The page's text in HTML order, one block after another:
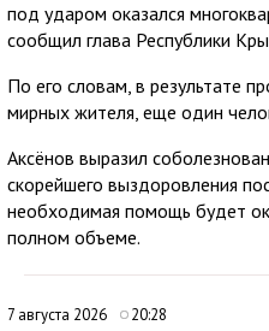
под ударом оказался
сообщил глава Республики
По его словам, в результате
мирных жителя, еще один
Аксёнов выразил
скорейшего выздоровления
необходимая помощь будет
полном объеме.
7 августа 2026 20:28